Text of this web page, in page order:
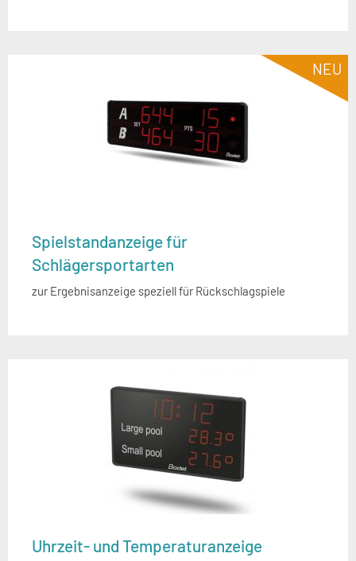
Spielstandanzeige für
Schlägersportarten
zur Ergebnisanzeige speziell für Rückschlagspiele
NEU
Uhrzeit- und Temperaturanzeige